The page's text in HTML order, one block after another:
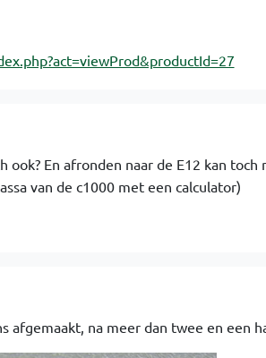
En afronden naar de E12 kan toch
van de c1000 met een calculator)
na meer dan twee en een